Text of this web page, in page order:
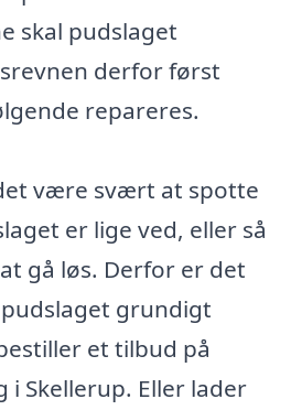
skal pudslaget
derfor først
repareres.
være svært at spotte
er lige ved, eller så
gå løs. Derfor er det
grundigt
et tilbud på
Skellerup. Eller lader